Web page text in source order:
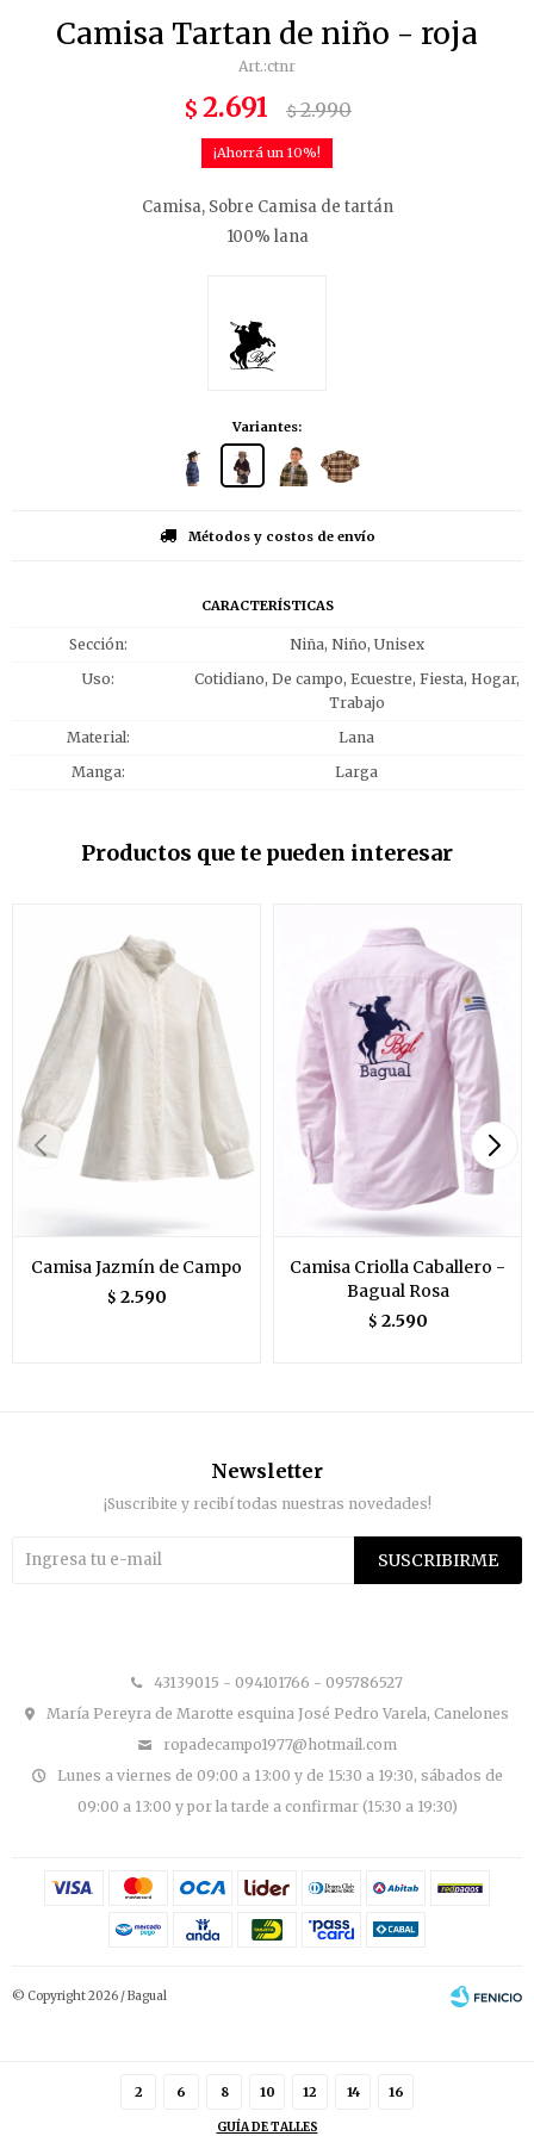
Camisa Tartan de niño - roja
ctnr
$ 2.691 $2.990
10
Camisa, Sobre Camisa de tartán
100% lana
Variantes:
2 6 8 10 12 14 16
GUÍA DE TALLES
Métodos y costos de envío
CARACTERÍSTICAS
Sección
Niña, Niño, Unisex
Uso
Cotidiano, De campo, Ecuestre, Fiesta, Hogar,
Trabajo
Material
Lana
Manga
Larga
Productos que te pueden interesar
Camisa Jazmín de Campo
$ 2.590
Camisa Criolla Caballero -
Bagual Rosa
$ 2.590
43139015 - 094101766 - 095786527
María Pereyra de Marotte esquina José Pedro Varela, Canelones
ropadecampo1977@hotmail.com
Lunes a viernes de 09:00 a 13:00 y de 15:30 a 19:30, sábados de
09:00 a 13:00 y por la tarde a confirmar (15:30 a 19:30)
Newsletter
¡Suscribite y recibí todas nuestras novedades!
SUSCRIBIRME
© Copyright 2026 / Bagual